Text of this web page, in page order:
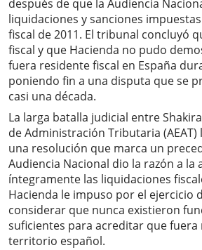
después de que la Audiencia
liquidaciones y sanciones
fiscal de 2011. El tribunal concluyó
fiscal y que Hacienda no pudo
fuera residente fiscal en España
poniendo fin a una disputa que se
casi una década.
La larga batalla judicial entre
de Administración Tributaria (AEAT)
una resolución que marca un
Audiencia Nacional dio la razón a la
íntegramente las liquidaciones
Hacienda le impuso por el ejercicio
considerar que nunca existieron
suficientes para acreditar que fuera
territorio español.